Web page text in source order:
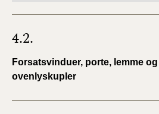
4.2.
Forsatsvinduer, porte, lemme og
ovenlyskupler